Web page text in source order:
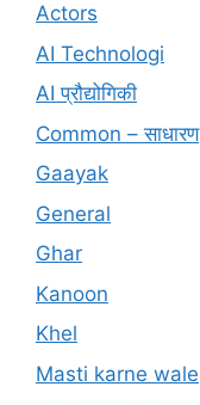
Actors
AI Technologi
AI प्रौद्योगिकी
Common – साधारण
Gaayak
General
Ghar
Kanoon
Khel
Masti karne wale